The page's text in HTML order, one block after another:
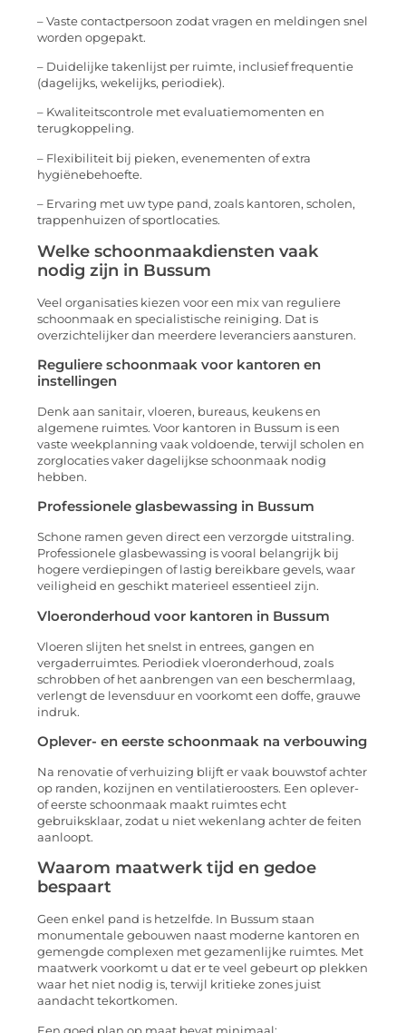
– Vaste contactpersoon zodat vragen en meldingen snel
worden opgepakt.
– Duidelijke takenlijst per ruimte, inclusief frequentie
(dagelijks, wekelijks, periodiek).
– Kwaliteitscontrole met evaluatiemomenten en
terugkoppeling.
– Flexibiliteit bij pieken, evenementen of extra
hygiënebehoefte.
– Ervaring met uw type pand, zoals kantoren, scholen,
trappenhuizen of sportlocaties.
Welke schoonmaakdiensten vaak
nodig zijn in Bussum
Veel organisaties kiezen voor een mix van reguliere
schoonmaak en specialistische reiniging. Dat is
overzichtelijker dan meerdere leveranciers aansturen.
Reguliere schoonmaak voor kantoren en
instellingen
Denk aan sanitair, vloeren, bureaus, keukens en
algemene ruimtes. Voor kantoren in Bussum is een
vaste weekplanning vaak voldoende, terwijl scholen en
zorglocaties vaker dagelijkse schoonmaak nodig
hebben.
Professionele glasbewassing in Bussum
Schone ramen geven direct een verzorgde uitstraling.
Professionele glasbewassing is vooral belangrijk bij
hogere verdiepingen of lastig bereikbare gevels, waar
veiligheid en geschikt materieel essentieel zijn.
Vloeronderhoud voor kantoren in Bussum
Vloeren slijten het snelst in entrees, gangen en
vergaderruimtes. Periodiek vloeronderhoud, zoals
schrobben of het aanbrengen van een beschermlaag,
verlengt de levensduur en voorkomt een doffe, grauwe
indruk.
Oplever- en eerste schoonmaak na verbouwing
Na renovatie of verhuizing blijft er vaak bouwstof achter
op randen, kozijnen en ventilatieroosters. Een oplever-
of eerste schoonmaak maakt ruimtes echt
gebruiksklaar, zodat u niet wekenlang achter de feiten
aanloopt.
Waarom maatwerk tijd en gedoe
bespaart
Geen enkel pand is hetzelfde. In Bussum staan
monumentale gebouwen naast moderne kantoren en
gemengde complexen met gezamenlijke ruimtes. Met
maatwerk voorkomt u dat er te veel gebeurt op plekken
waar het niet nodig is, terwijl kritieke zones juist
aandacht tekortkomen.